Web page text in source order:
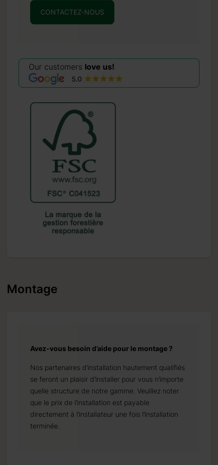
CONTACTEZ-NOUS
Our customers love us!
Montage
Avez-vous besoin d’aide pour le montage ?
Nos partenaires d’installation hautement qualifiés
se feront un plaisir d’installer pour vous n’importe
quelle structure de notre gamme. Veuillez noter
que le prix de l’installation est payable
directement à l’installateur une fois l’installation
terminée.